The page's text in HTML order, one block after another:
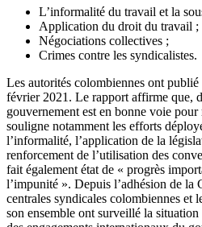
L’informalité du travail et la
Application du droit du travail ;
Négociations collectives ;
Crimes contre les syndicalistes.
Les autorités colombiennes ont publié
février 2021. Le rapport affirme que,
gouvernement est en bonne voie
souligne notamment les efforts
l’informalité, l’application de la
renforcement de l’utilisation des
fait également état de « progrès
l’impunité ». Depuis l’adhésion de
centrales syndicales colombiennes et
son ensemble ont surveillé la